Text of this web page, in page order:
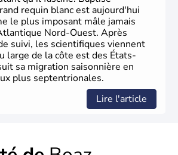
requin blanc est aujourd'hui
le plus imposant mâle jamais
Nord-Ouest. Après
suivi, les scientifiques viennent
large de la côte est des États-
sa migration saisonnière en
plus septentrionales.
Lire l'article